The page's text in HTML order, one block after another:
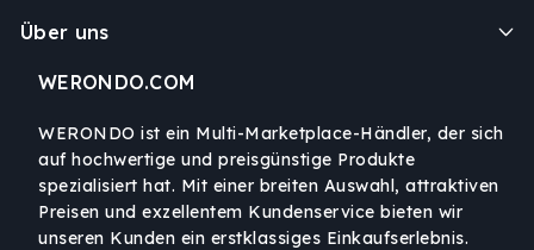
Über uns
WERONDO.COM
WERONDO ist ein Multi-Marketplace-Händler, der sich
auf hochwertige und preisgünstige Produkte
spezialisiert hat. Mit einer breiten Auswahl, attraktiven
Preisen und exzellentem Kundenservice bieten wir
unseren Kunden ein erstklassiges Einkaufserlebnis.